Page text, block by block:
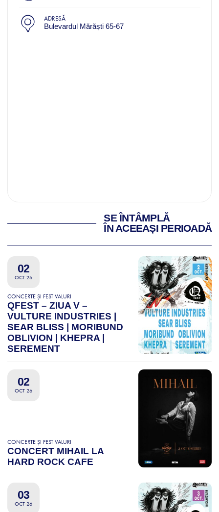
ADRESĂ
Bulevardul Mărăști 65-67
SE ÎNTÂMPLĂ
ÎN ACEEAȘI PERIOADĂ
02
OCT 26
CONCERTE ȘI FESTIVALURI
QFEST – ZIUA V –
VULTURE INDUSTRIES |
SEAR BLISS | MORIBUND
OBLIVION | KHEPRA |
SEREMENT
02
OCT 26
CONCERTE ȘI FESTIVALURI
CONCERT MIHAIL LA
HARD ROCK CAFE
03
OCT 26